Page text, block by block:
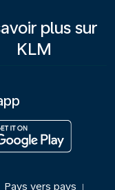
plus sur
KLM
Pays vers pays |